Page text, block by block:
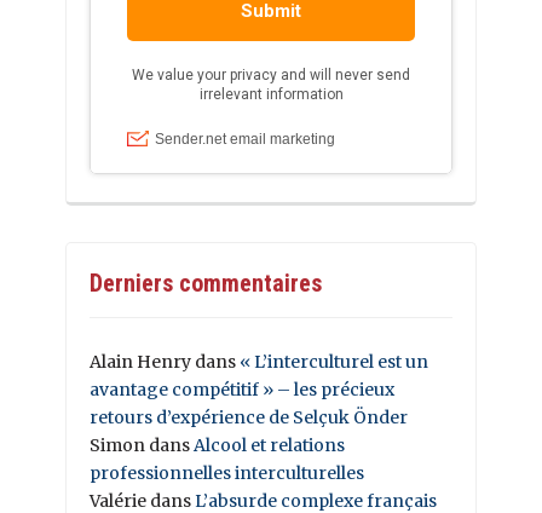
Derniers commentaires
Alain Henry dans « L’interculturel est un
avantage compétitif » – les précieux
retours d’expérience de Selçuk Önder
Simon dans Alcool et relations
professionnelles interculturelles
Valérie dansL’absurde complexe français